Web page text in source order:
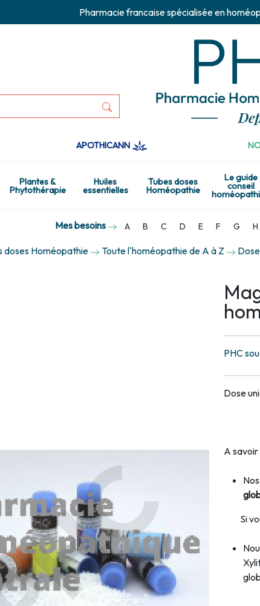
Pharmacie francaise spécialisée en
APOTHICANN
Plantes &
Phytothérapie
Huiles
essentielles
Tubes doses
Homéopathie
Le guide
conseil
Mes besoins A B C D E F G H
doses Homéopathie Toute l'homéopathie de A à Z
PHC
Dose
A savoir
Si